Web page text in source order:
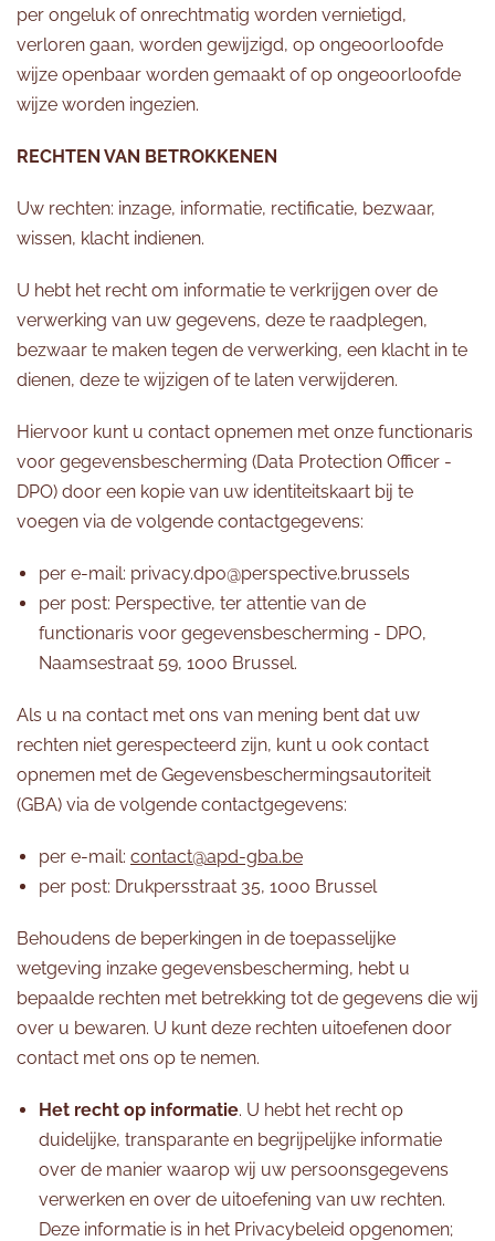
per ongeluk of onrechtmatig worden vernietigd,
verloren gaan, worden gewijzigd, op ongeoorloofde
wijze openbaar worden gemaakt of op ongeoorloofde
wijze worden ingezien.
RECHTEN VAN BETROKKENEN
Uw rechten: inzage, informatie, rectificatie, bezwaar,
wissen, klacht indienen.
U hebt het recht om informatie te verkrijgen over de
verwerking van uw gegevens, deze te raadplegen,
bezwaar te maken tegen de verwerking, een klacht in te
dienen, deze te wijzigen of te laten verwijderen.
Hiervoor kunt u contact opnemen met onze functionaris
voor gegevensbescherming (Data Protection Officer -
DPO) door een kopie van uw identiteitskaart bij te
voegen via de volgende contactgegevens:
per e-mail: privacy.dpo@perspective.brussels
per post: Perspective, ter attentie van de
functionaris voor gegevensbescherming - DPO,
Naamsestraat 59, 1000 Brussel.
Als u na contact met ons van mening bent dat uw
rechten niet gerespecteerd zijn, kunt u ook contact
opnemen met de Gegevensbeschermingsautoriteit
(GBA) via de volgende contactgegevens:
per e-mail: contact@apd-gba.be
per post: Drukpersstraat 35, 1000 Brussel
Behoudens de beperkingen in de toepasselijke
wetgeving inzake gegevensbescherming, hebt u
bepaalde rechten met betrekking tot de gegevens die wij
over u bewaren. U kunt deze rechten uitoefenen door
contact met ons op te nemen.
Het recht op informatie. U hebt het recht op
duidelijke, transparante en begrijpelijke informatie
over de manier waarop wij uw persoonsgegevens
verwerken en over de uitoefening van uw rechten.
Deze informatie is in het Privacybeleid opgenomen;